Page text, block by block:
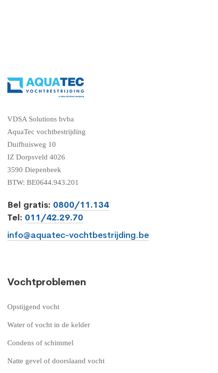
VDSA Solutions bvba
AquaTec vochtbestrijding
Duifhuisweg 10
IZ Dorpsveld 4026
3590 Diepenbeek
BTW: BE0644.943.201
Bel gratis: 0800/11.134
Tel: 011/42.29.70
info@aquatec-vochtbestrijding.be
Vochtproblemen
Opstijgend vocht
Water of vocht in de kelder
Condens of schimmel
Natte gevel of doorslaand vocht